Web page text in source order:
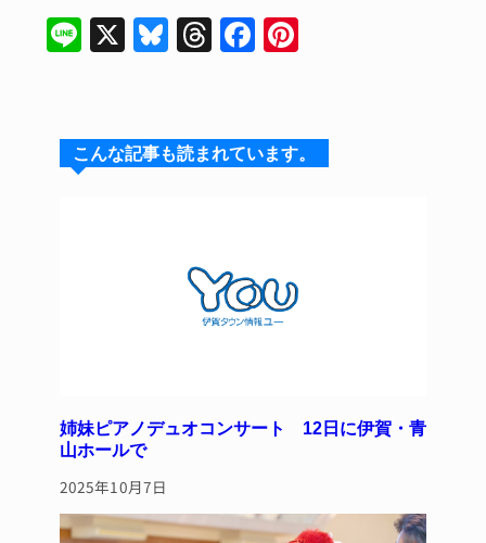
Li X Bl
s
k
T
a
d
F
e
b
k
re
st
こんな記事も読まれています。
姉妹ピアノデュオコンサート 12日に伊賀・青
山ホールで
2025年10月7日